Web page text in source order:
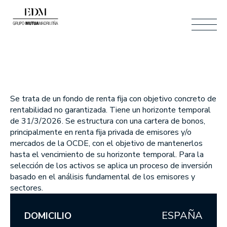
ENG
CAT
ÁREA CLIENTES CONTACTO
Quiénes somos
SOMOS EDM
NUESTRO EQUIPO
Se trata de un fondo de renta fija con objetivo concreto de
rentabilidad no garantizada. Tiene un horizonte temporal
de 31/3/2026. Se estructura con una cartera de bonos,
principalmente en renta fija privada de emisores y/o
mercados de la OCDE, con el objetivo de mantenerlos
hasta el vencimiento de su horizonte temporal. Para la
selección de los activos se aplica un proceso de inversión
basado en el análisis fundamental de los emisores y
sectores.
DOMICILIO ESPAÑA